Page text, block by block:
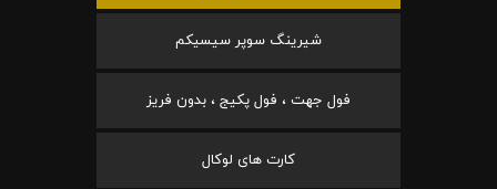
شیرینگ سوپر سیسیکم
فول جهت ، فول پکیج ، بدون فریز
کارت های لوکال